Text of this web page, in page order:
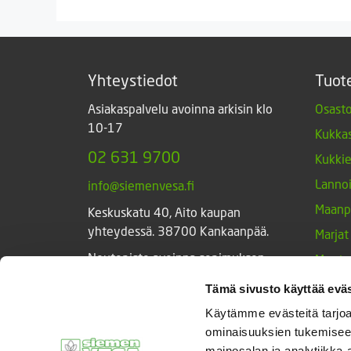
Tämä sivusto käyttää
Käytämme evästeitä
ominaisuuksien
Yhteystiedot
Asiakaspalvelu avoinna arkisin klo
10-17
02 631 9700
info@siemenvesa.fi
Keskuskatu 40, Aito kaupan
yhteydessä. 38700 Kankaanpää.
Noutopiste avoinna sopimuksen
Muut
Muut